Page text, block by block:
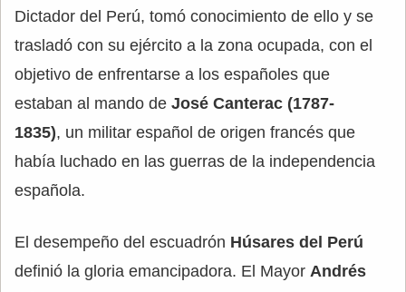
Dictador del Perú, tomó conocimiento de ello y se
trasladó con su ejército a la zona ocupada, con el
objetivo de enfrentarse a los españoles que
estaban al mando de José Canterac (1787-
1835), un militar español de origen francés que
había luchado en las guerras de la independencia
española.
El desempeño del escuadrón Húsares del Perú
definió la gloria emancipadora. El Mayor Andrés